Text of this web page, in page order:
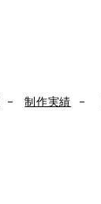
制作実績